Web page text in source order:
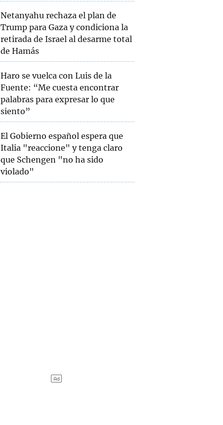
Netanyahu rechaza el plan de
Trump para Gaza y condiciona la
retirada de Israel al desarme total
de Hamás
Haro se vuelca con Luis de la
Fuente: “Me cuesta encontrar
palabras para expresar lo que
siento”
El Gobierno español espera que
Italia "reaccione" y tenga claro
que Schengen "no ha sido
violado"